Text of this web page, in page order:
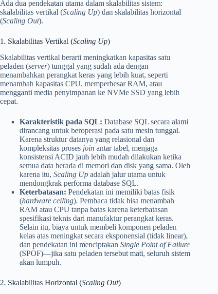
Ada dua pendekatan utama dalam skalabilitas sistem:
skalabilitas vertikal (Scaling Up) dan skalabilitas horizontal
(Scaling Out).
1. Skalabilitas Vertikal (Scaling Up)
Skalabilitas vertikal berarti meningkatkan kapasitas satu
peladen (server) tunggal yang sudah ada dengan
menambahkan perangkat keras yang lebih kuat, seperti
menambah kapasitas CPU, memperbesar RAM, atau
mengganti media penyimpanan ke NVMe SSD yang lebih
cepat.
Karakteristik pada SQL: Database SQL secara alami
dirancang untuk beroperasi pada satu mesin tunggal.
Karena struktur datanya yang relasional dan
kompleksitas proses join antar tabel, menjaga
konsistensi ACID jauh lebih mudah dilakukan ketika
semua data berada di memori dan disk yang sama. Oleh
karena itu, Scaling Up adalah jalur utama untuk
mendongkrak performa database SQL.
Keterbatasan: Pendekatan ini memiliki batas fisik
(hardware ceiling). Pembaca tidak bisa menambah
RAM atau CPU tanpa batas karena keterbatasan
spesifikasi teknis dari manufaktur perangkat keras.
Selain itu, biaya untuk membeli komponen peladen
kelas atas meningkat secara eksponensial (tidak linear),
dan pendekatan ini menciptakan Single Point of Failure
(SPOF)—jika satu peladen tersebut mati, seluruh sistem
akan lumpuh.
2. Skalabilitas Horizontal (Scaling Out)